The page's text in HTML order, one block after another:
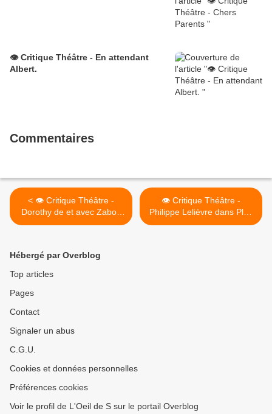
👁️ Critique Théâtre - En attendant
Albert.
Commentaires
< 👁️ Critique Théâtre -
Dorothy de et avec Zabou
Breitman
👁️ Critique Théâtre -
Philippe Lelièvre dans Plus
que Givré >
Hébergé par Overblog
Top articles
Pages
Contact
Signaler un abus
C.G.U.
Cookies et données personnelles
Préférences cookies
Voir le profil de L'Oeil de S sur le portail Overblog